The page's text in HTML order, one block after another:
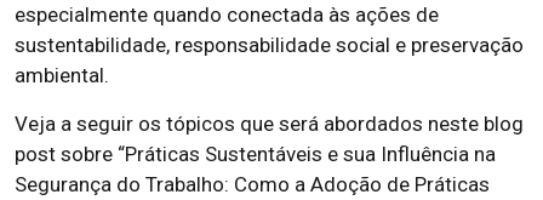
especialmente quando conectada às ações de
sustentabilidade, responsabilidade social e preservação
ambiental.
Veja a seguir os tópicos que será abordados neste blog
post sobre “Práticas Sustentáveis e sua Influência na
Segurança do Trabalho: Como a Adoção de Práticas